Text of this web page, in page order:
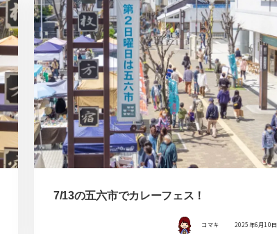
7/13の五六市でカレーフェス！
コマキ 2025年6月10日